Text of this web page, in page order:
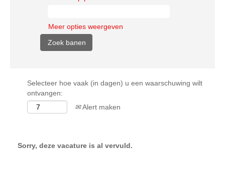
Meer opties weergeven
Selecteer hoe vaak (in dagen) u een waarschuwing wilt
ontvangen:
Alert maken
Sorry, deze vacature is al vervuld.